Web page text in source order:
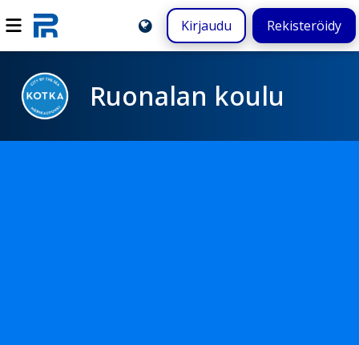
Kirjaudu Rekisteröidy
Ruonalan koulu